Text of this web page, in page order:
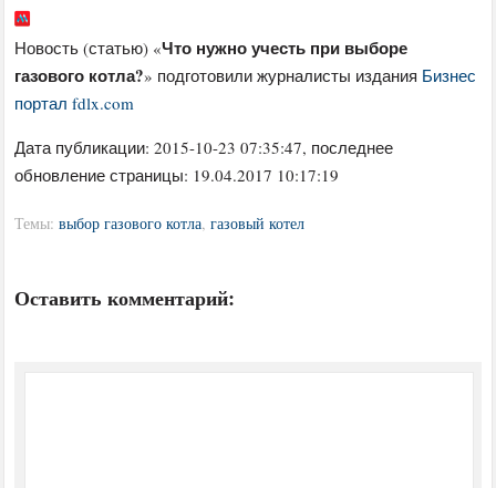
Новость (статью) «Что нужно учесть при выборе
газового котла?» подготовили журналисты издания Бизнес
портал fdlx.com
Дата публикации:2015-10-23 07:35:47, последнее
обновление страницы: 19.04.2017 10:17:19
Темы:выбор газового котла,газовый котел
Оставить комментарий: